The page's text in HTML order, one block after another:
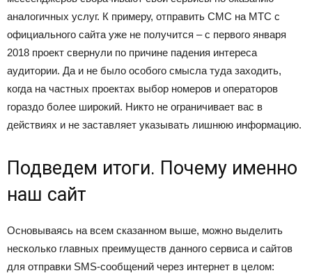
аналогичных услуг. К примеру, отправить СМС на МТС с
официального сайта уже не получится – с первого января
2018 проект свернули по причине падения интереса
аудитории. Да и не было особого смысла туда заходить,
когда на частных проектах выбор номеров и операторов
гораздо более широкий. Никто не ограничивает вас в
действиях и не заставляет указывать лишнюю информацию.
Подведем итоги. Почему именно
наш сайт
Основываясь на всем сказанном выше, можно выделить
несколько главных преимуществ данного сервиса и сайтов
для отправки SMS-сообщений через интернет в целом: